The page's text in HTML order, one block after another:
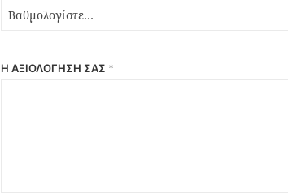
Η ΑΞΙΟΛΌΓΗΣΉ ΣΑΣ *